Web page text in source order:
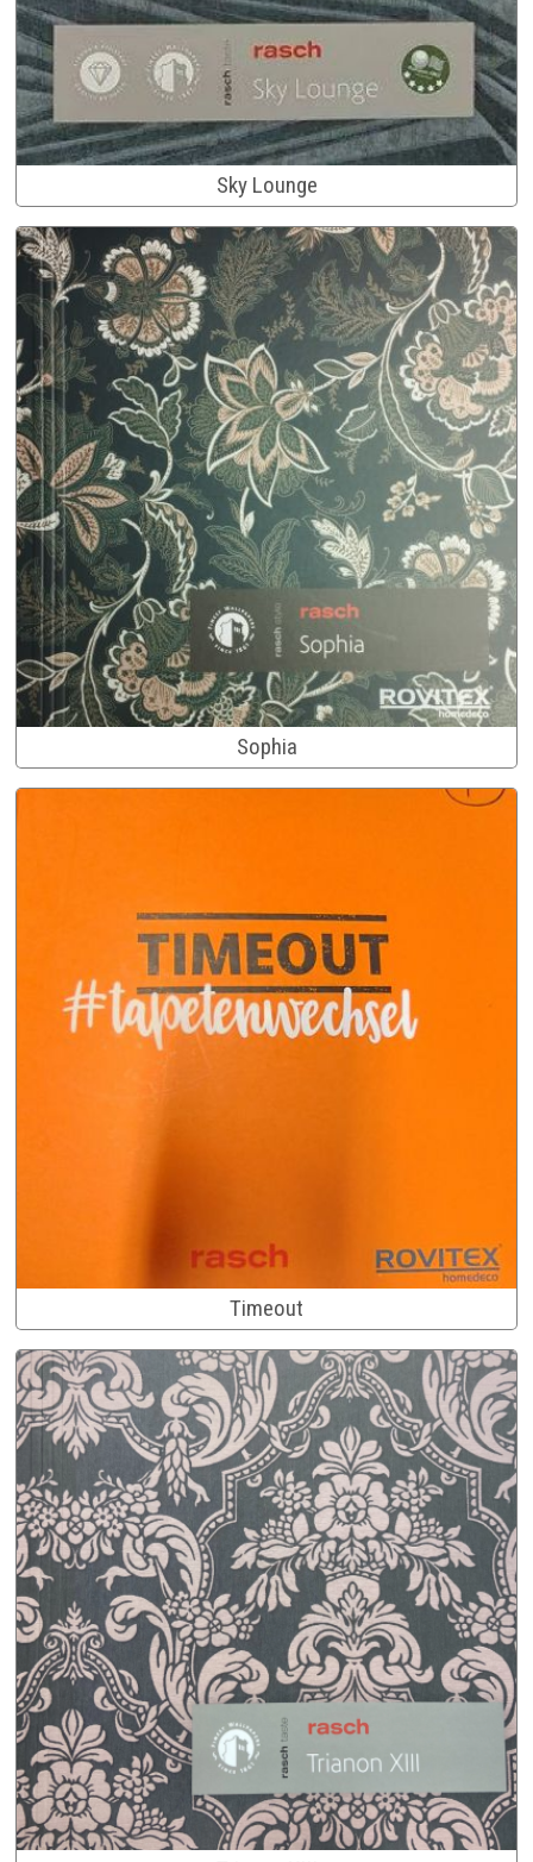
Sky Lounge
Sophia
Timeout